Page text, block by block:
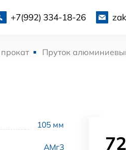
+7(992) 334-18-26
Пруток
105 мм
АМг3